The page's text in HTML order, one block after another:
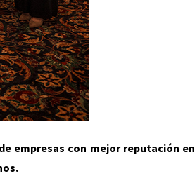
empresas con mejor reputación en